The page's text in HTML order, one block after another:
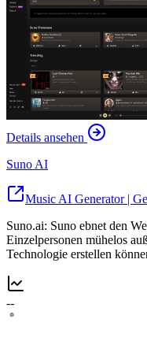
Details ansehen
Suno AI
Music AI Generator |
Suno.ai: Suno ebnet den
Einzelpersonen mühelos
Technologie erstellen
--